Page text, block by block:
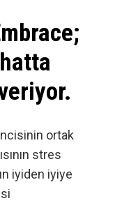
ortak
stres
iyiden iyiye